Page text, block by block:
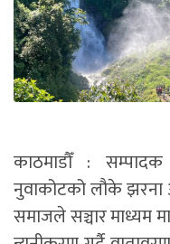
काठमाडौँ :
नुवाकोटको लौके झरना
समाजले सञ्चार माध्यम